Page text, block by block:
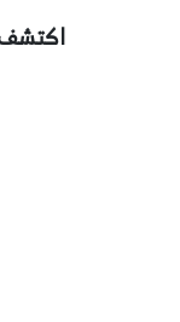
اكتشف